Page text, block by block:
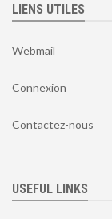
LIENS UTILES
Webmail
Connexion
Contactez-nous
USEFUL LINKS